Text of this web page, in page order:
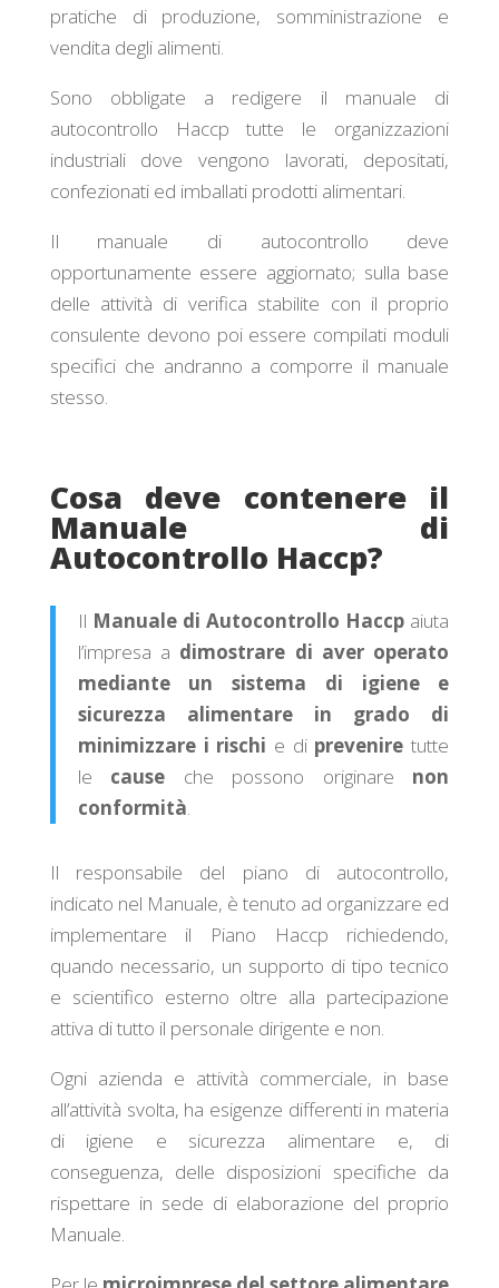
pratiche di produzione, somministrazione e
vendita degli alimenti.
Sono obbligate a redigere il manuale di
autocontrollo Haccp tutte le organizzazioni
industriali dove vengono lavorati, depositati,
confezionati ed imballati prodotti alimentari.
Il manuale di autocontrollo deve
opportunamente essere aggiornato; sulla base
delle attività di verifica stabilite con il proprio
consulente devono poi essere compilati moduli
specifici che andranno a comporre il manuale
stesso.
Cosa deve contenere il
Manuale di
Autocontrollo Haccp?
Il Manuale di Autocontrollo Haccp aiuta
l’impresa a dimostrare di aver operato
mediante un sistema di igiene e
sicurezza alimentare in grado di
minimizzare i rischi e di prevenire tutte
le cause che possono originare non
conformità.
Il responsabile del piano di autocontrollo,
indicato nel Manuale, è tenuto ad organizzare ed
implementare il Piano Haccp richiedendo,
quando necessario, un supporto di tipo tecnico
e scientifico esterno oltre alla partecipazione
attiva di tutto il personale dirigente e non.
Ogni azienda e attività commerciale, in base
all’attività svolta, ha esigenze differenti in materia
di igiene e sicurezza alimentare e, di
conseguenza, delle disposizioni specifiche da
rispettare in sede di elaborazione del proprio
Manuale.